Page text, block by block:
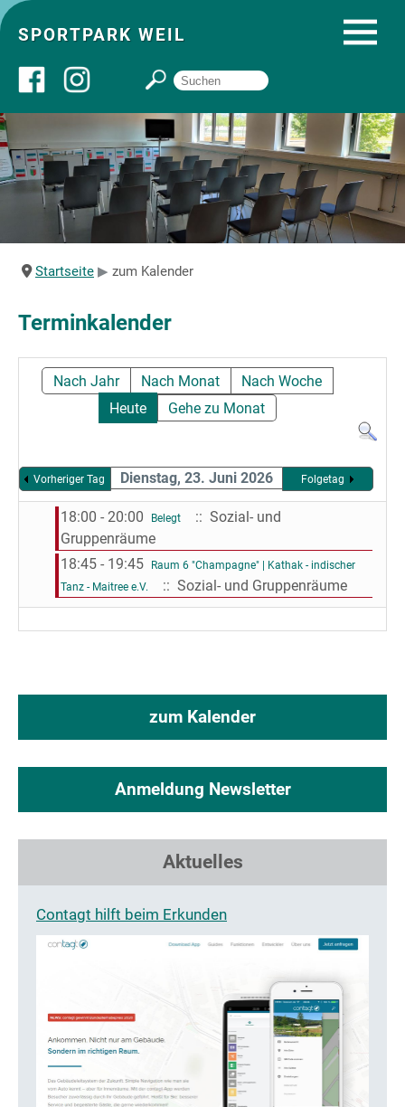
SPORTPARK WEIL
Über uns
Startseite
Angebote
Sportpark
Startseite zum Kalender
Terminkalender
Nach Jahr Nach Monat
Nach Woche
Heute
Gehe zu Monat
Vorheriger Tag Dienstag, 23. Juni 2026 Folgetag
18:00 - 20:00 Belegt
:: Sozial- und
Gruppenräume
18:45 - 19:45
Raum 6 "Champagne" | Kathak - indischer
Tanz - Maitree e.V.
:: Sozial- und Gruppenräume
zum Kalender
Anmeldung Newsletter
Aktuelles
Contagt hilft beim Erkunden